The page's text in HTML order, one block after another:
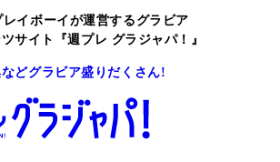
レイボーイが運営するグラビア
サイト『週プレ グラジャパ！』
どグラビア盛りだくさん!